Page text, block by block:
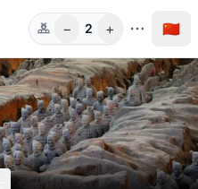
人数
− 2 + 🇨🇳